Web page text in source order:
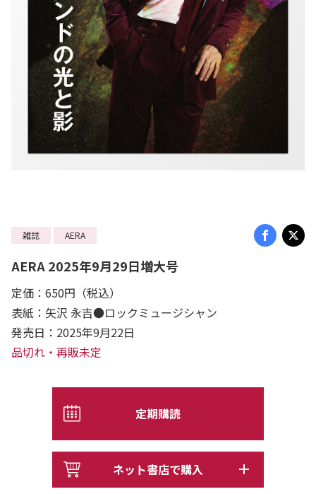
雑誌 AERA
AERA 2025年9月29日増大号
定価：650円（税込）
表紙：矢沢 永吉●ロックミュージシャン
発売日：2025年9月22日
品切れ・再販未定
定期購読
ネット書店で購入